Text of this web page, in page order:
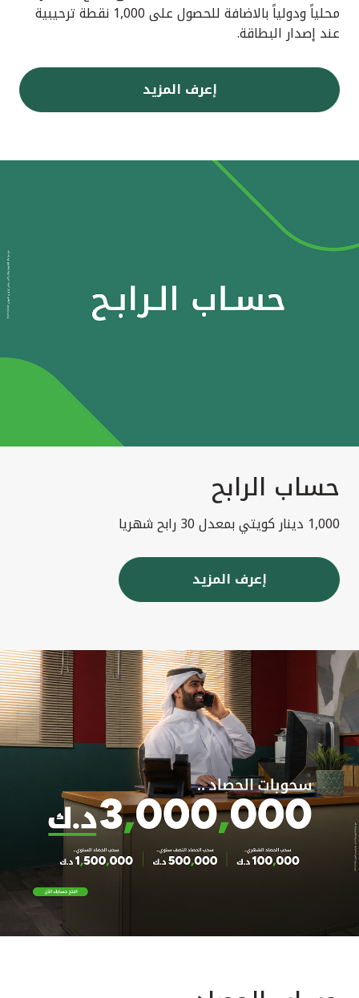
محلياً ودولياً بالاضافة للحصول على 1,000 نقطة ترحيبية
عند إصدار البطاقة.
إعرف المزيد
حساب الرابح
1,000 دينار كويتي بمعدل 30 رابح شهريا
إعرف المزيد